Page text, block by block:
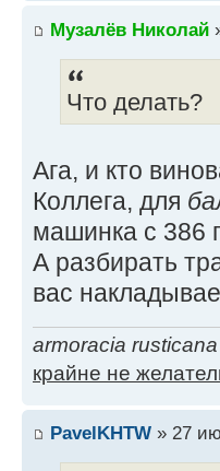
Музалёв Николай
Что делать?
Ага, и кто
Коллега, для
машинка с 386
А разбирать
вас
armoracia rusticana
крайне не
PavelKHTW » 27